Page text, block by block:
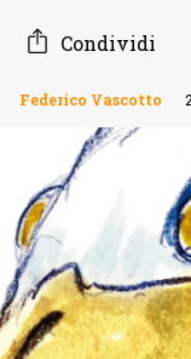
Condividi
Federico Vascotto